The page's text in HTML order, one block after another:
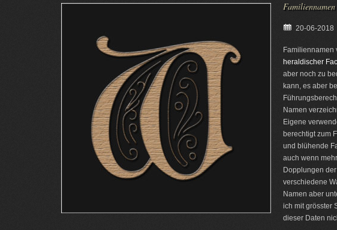
20-06-2018
Familiennamen
heraldischer
aber noch zu
kann, es aber
Namen
Eigene
berechtigt zum
und blühende
auch wenn
Dopplungen
verschiedene
Namen aber
ich mit grösster
dieser Daten